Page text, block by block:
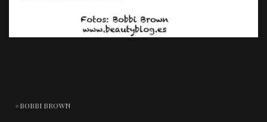
BOBBI BROWN